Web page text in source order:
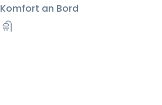
Komfort an Bord